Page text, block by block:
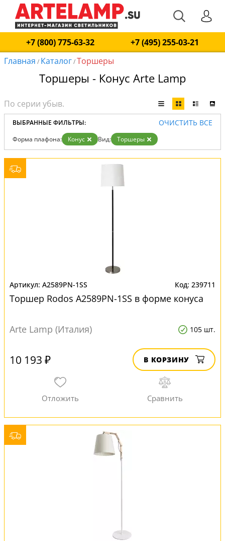
+7 (800) 775-63-32
+7 (495) 255-03-21
Главная / Каталог/Торшеры
Торшеры - Конус Arte Lamp
ВЫБРАННЫЕ ФИЛЬТРЫ: ОЧИСТИТЬ ВСЕ
Форма плафона: Конус Вид: Торшеры
A2589PN-1SS 239711
Торшер Rodos A2589PN-1SS в форме конуса
Arte Lamp (Италия) 105 шт.
10 193 ₽ В КОРЗИНУ